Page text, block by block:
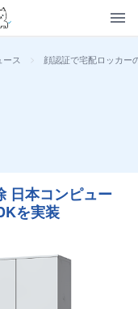
ース > 顔認証で宅配ロッカー
日本コンピュー
を実装